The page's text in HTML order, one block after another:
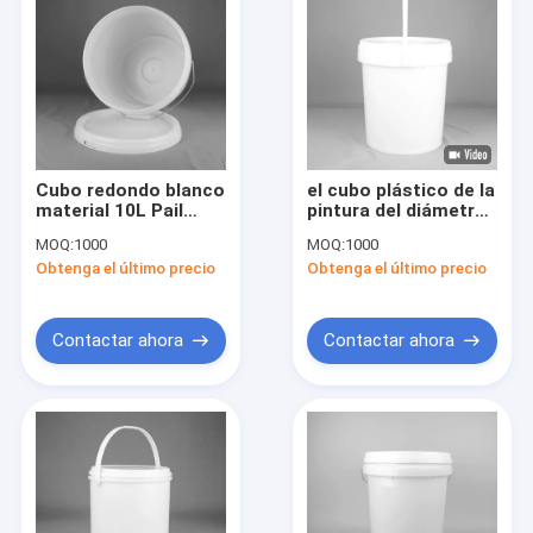
Productos
Sobre nosotros
Cubo redondo blanco
material 10L Pail
de los PP 10 litros
MOQ:1000
Obtenga el último precio
Contactar ahora
el cubo plástico de la
pintura del diámetro
pinta a Pail With Lid
Food Grade PP
MOQ:1000
Obtenga el último precio
Contactar ahora